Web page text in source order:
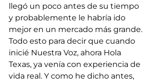
llegó un poco antes de su tiempo
y probablemente le habría ido
mejor en un mercado más grande.
Todo esto para decir que cuando
inicié Nuestra Voz, ahora Hola
Texas, ya venía con experiencia de
vida real. Y como he dicho antes,